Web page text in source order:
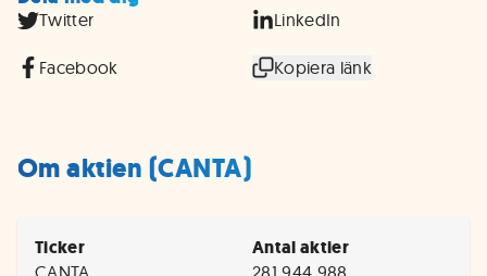
Twitter LinkedIn
Facebook Kopiera länk
Om aktien (CANTA)
Ticker
CANTA
Antal aktier
281 944 988